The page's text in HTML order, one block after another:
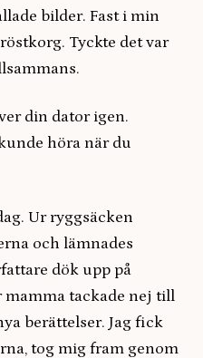
bilder. Fast i min
Tyckte det var
din dator igen.
höra när du
Ur ryggsäcken
och lämnades
dök upp på
tackade nej till
berättelser. Jag fick
tog mig fram genom